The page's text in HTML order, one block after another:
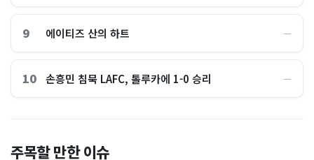
9 에이티즈 산의 하트 ―
10 손흥민 침묵 LAFC, 톨루카에 1-0 승리 ―
주목할 만한 이슈
"손주 돌보려고 집 비운건데"
[속보] 주진우 "4시 투표율을